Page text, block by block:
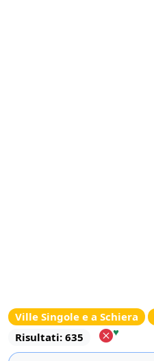
Ville Singole e a Schiera
Risultati: 635
♥